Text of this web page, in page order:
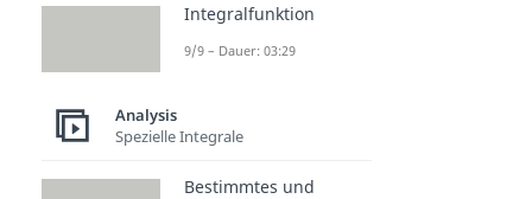
Integralfunktion
9/9 – Dauer: 03:29
Analysis
Spezielle Integrale
Bestimmtes und